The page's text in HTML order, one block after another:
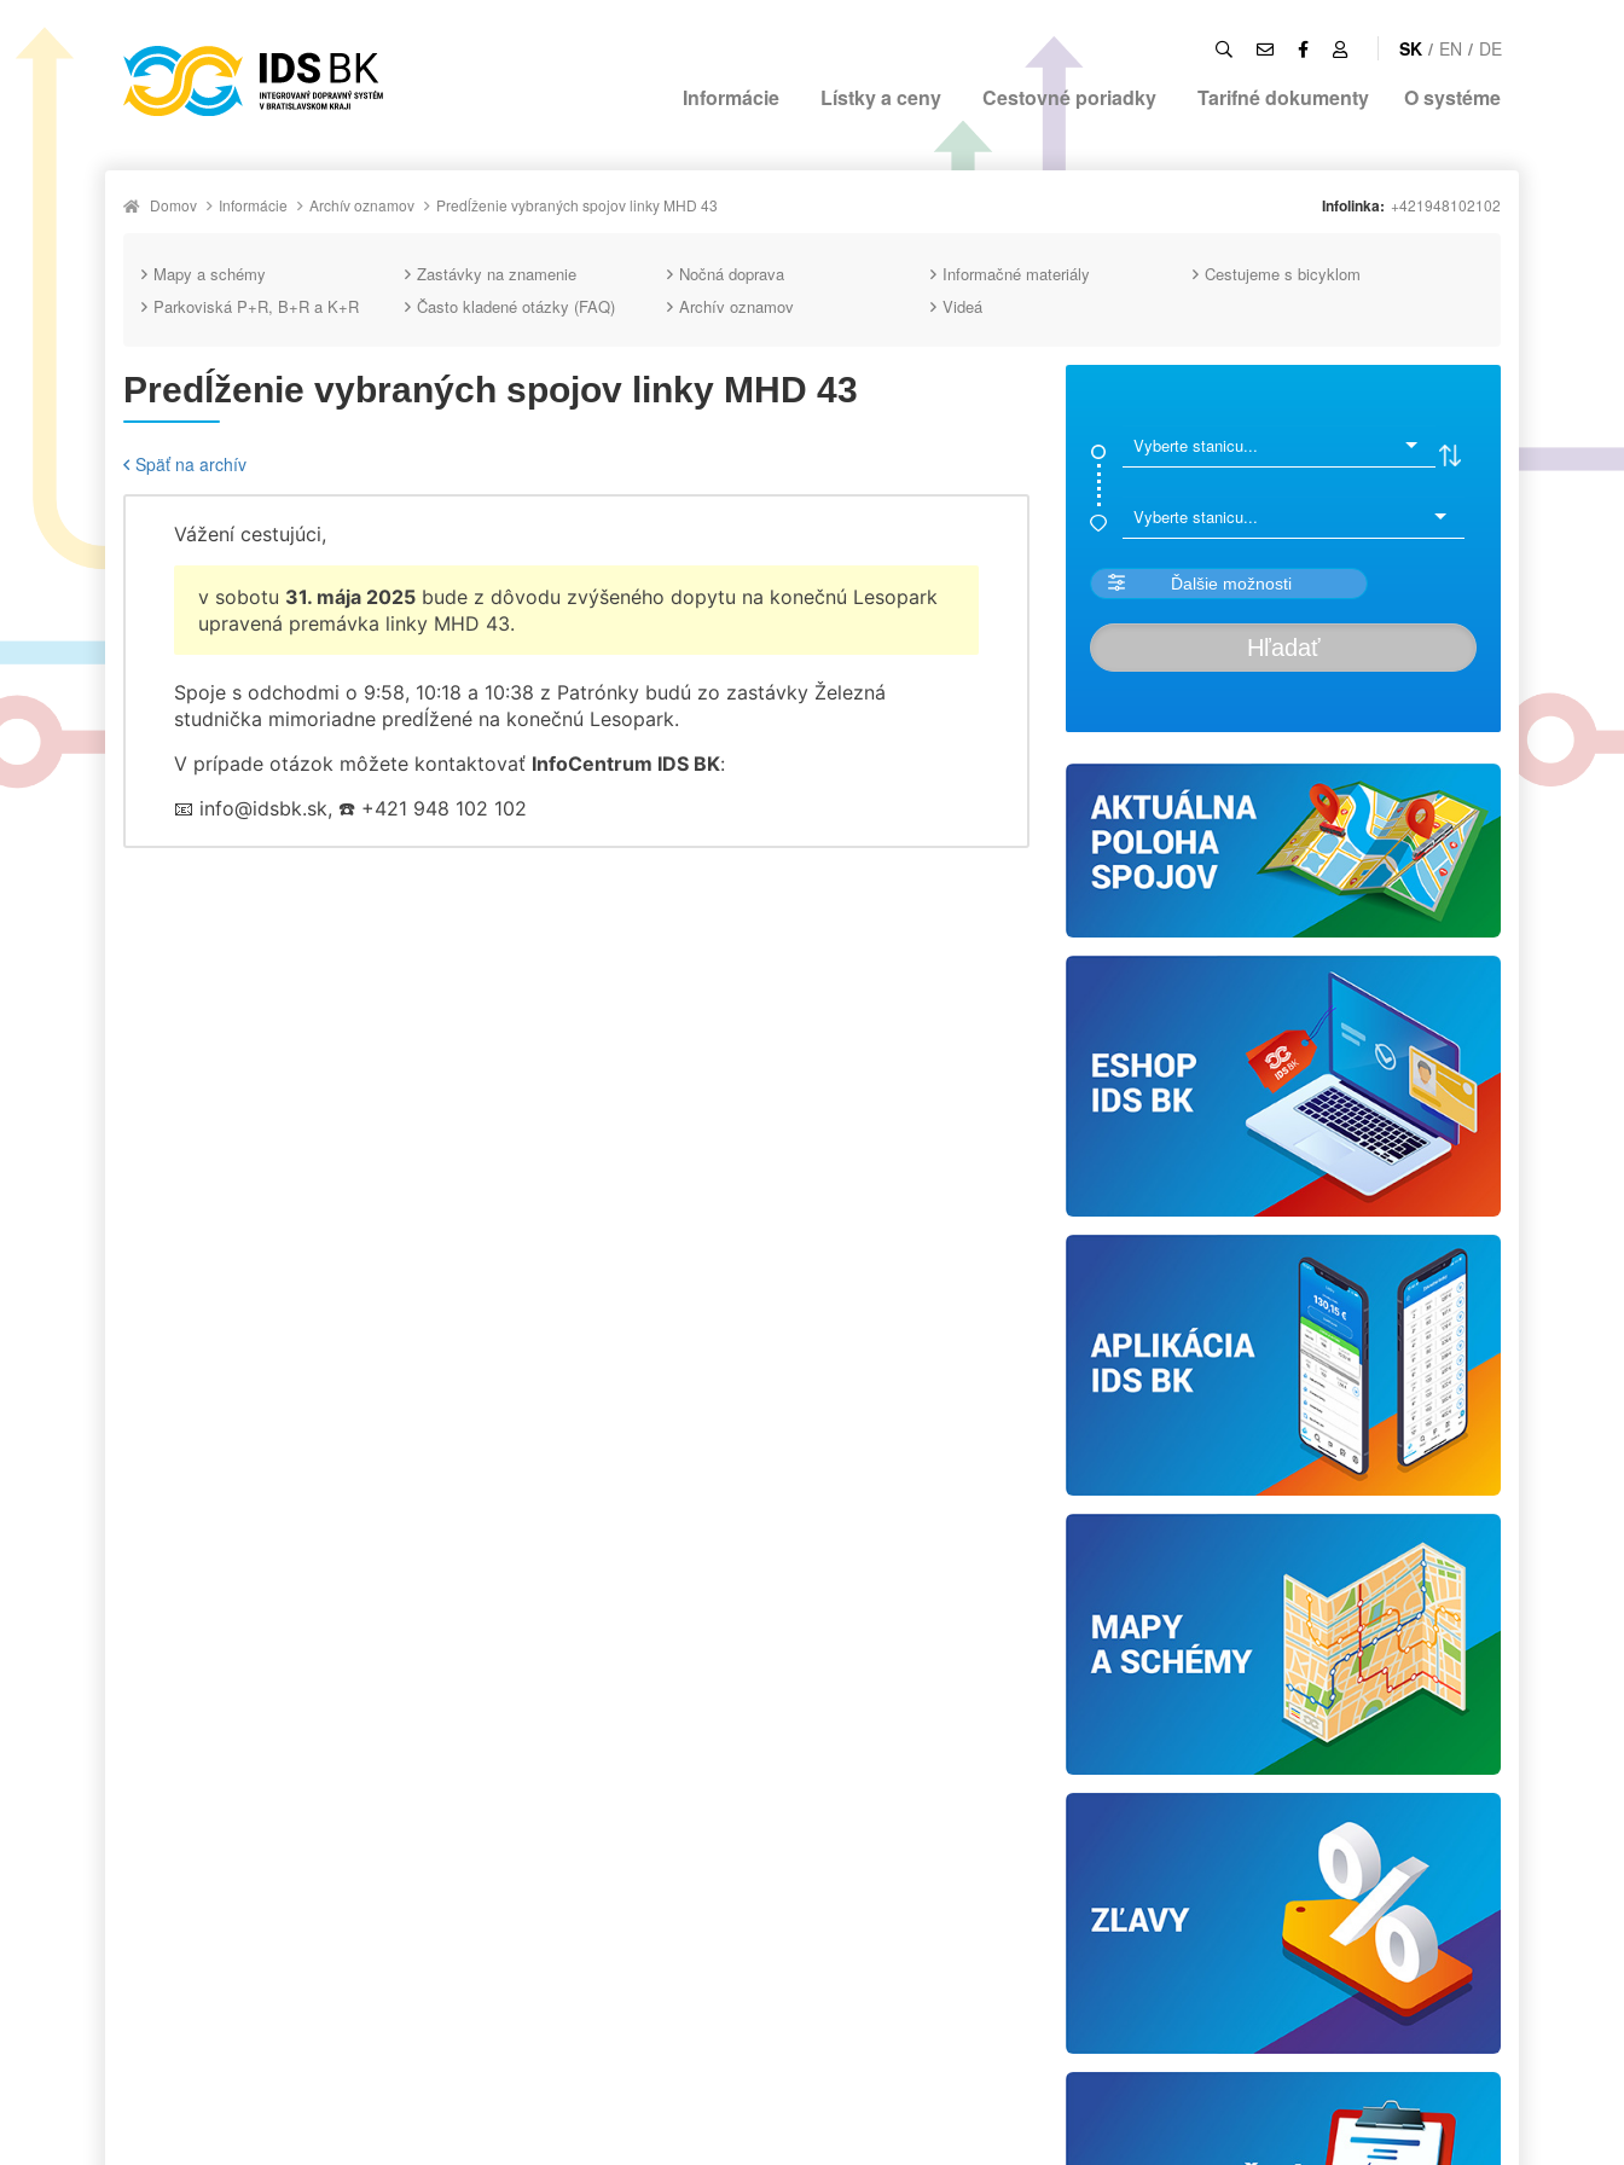
SK / EN / DE
Informácie Lístky a ceny Cestovné poriadky Tarifné dokumenty O systéme
Domov Informácie Archív oznamov Predĺženie vybraných spojov linky MHD 43 Infolinka: +421948102102
Mapy a schémy Zastávky na znamenie Nočná doprava Informačné materiály
Cestujeme s bicyklom
Parkoviská P+R, B+R a K+R
Často kladené otázky (FAQ) Archív oznamov Videá
Predĺženie vybraných spojov linky MHD 43
Späť na archív
Vážení cestujúci,
v sobotu 31. mája 2025 bude z dôvodu zvýšeného dopytu na konečnú Lesopark
upravená premávka linky MHD 43.
Spoje s odchodmi o 9:58, 10:18 a 10:38 z Patrónky budú zo zastávky Železná
studnička mimoriadne predĺžené na konečnú Lesopark.
V prípade otázok môžete kontaktovať InfoCentrum IDS BK:
📧 info@idsbk.sk, ☎️ +421 948 102 102